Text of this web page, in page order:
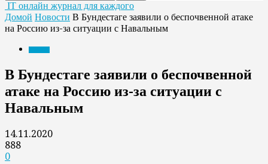
IT онлайн журнал для каждого
Домой Новости В Бундестаге заявили о беспочвенной атаке
на Россию из-за ситуации с Навальным
В Бундестаге заявили о беспочвенной
атаке на Россию из-за ситуации с
Навальным
14.11.2020
888
0